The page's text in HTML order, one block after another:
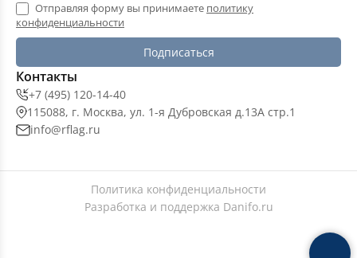
Отправляя форму вы принимаете политику
конфиденциальности
Подписаться
Контакты
+7 (495) 120-14-40
115088, г. Москва, ул. 1-я Дубровская д.13А стр.1
info@rflag.ru
Политика конфиденциальности
Разработка и поддержка Danifo.ru